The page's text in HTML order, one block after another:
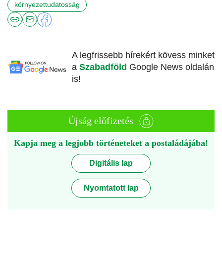
környezettudatosság
A legfrissebb hírekért kövess minket
a Szabadföld Google News oldalán
is!
Újság előfizetés
Kapja meg a legjobb történeteket a postaládájába!
Digitális lap
Nyomtatott lap